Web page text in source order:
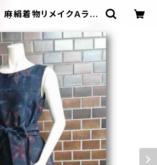
絹着物リメイクＡライ
ＮＳ